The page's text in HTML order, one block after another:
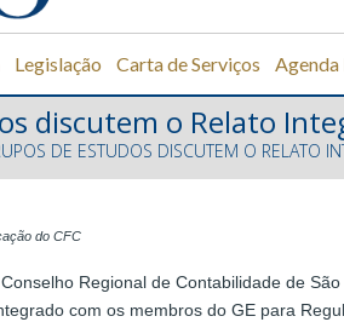
Legislação Carta de Serviços
discutem o Relato
DE ESTUDOS DISCUTEM O RELATO
do CFC
Regional de Contabilidade de
com os membros do GE para